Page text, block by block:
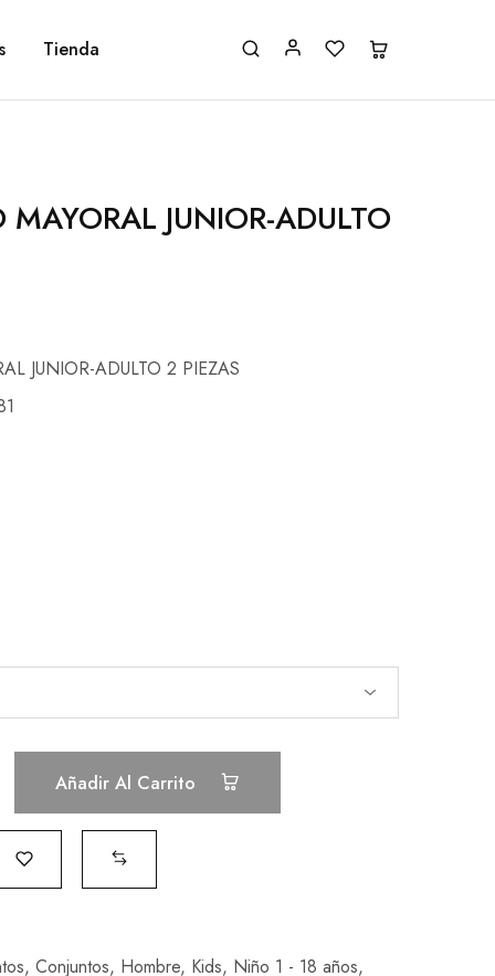
Tienda
MAYORAL JUNIOR-ADULTO
JUNIOR-ADULTO 2 PIEZAS
Añadir Al Carrito
, Conjuntos, Hombre, Kids, Niño 1 - 18 años,